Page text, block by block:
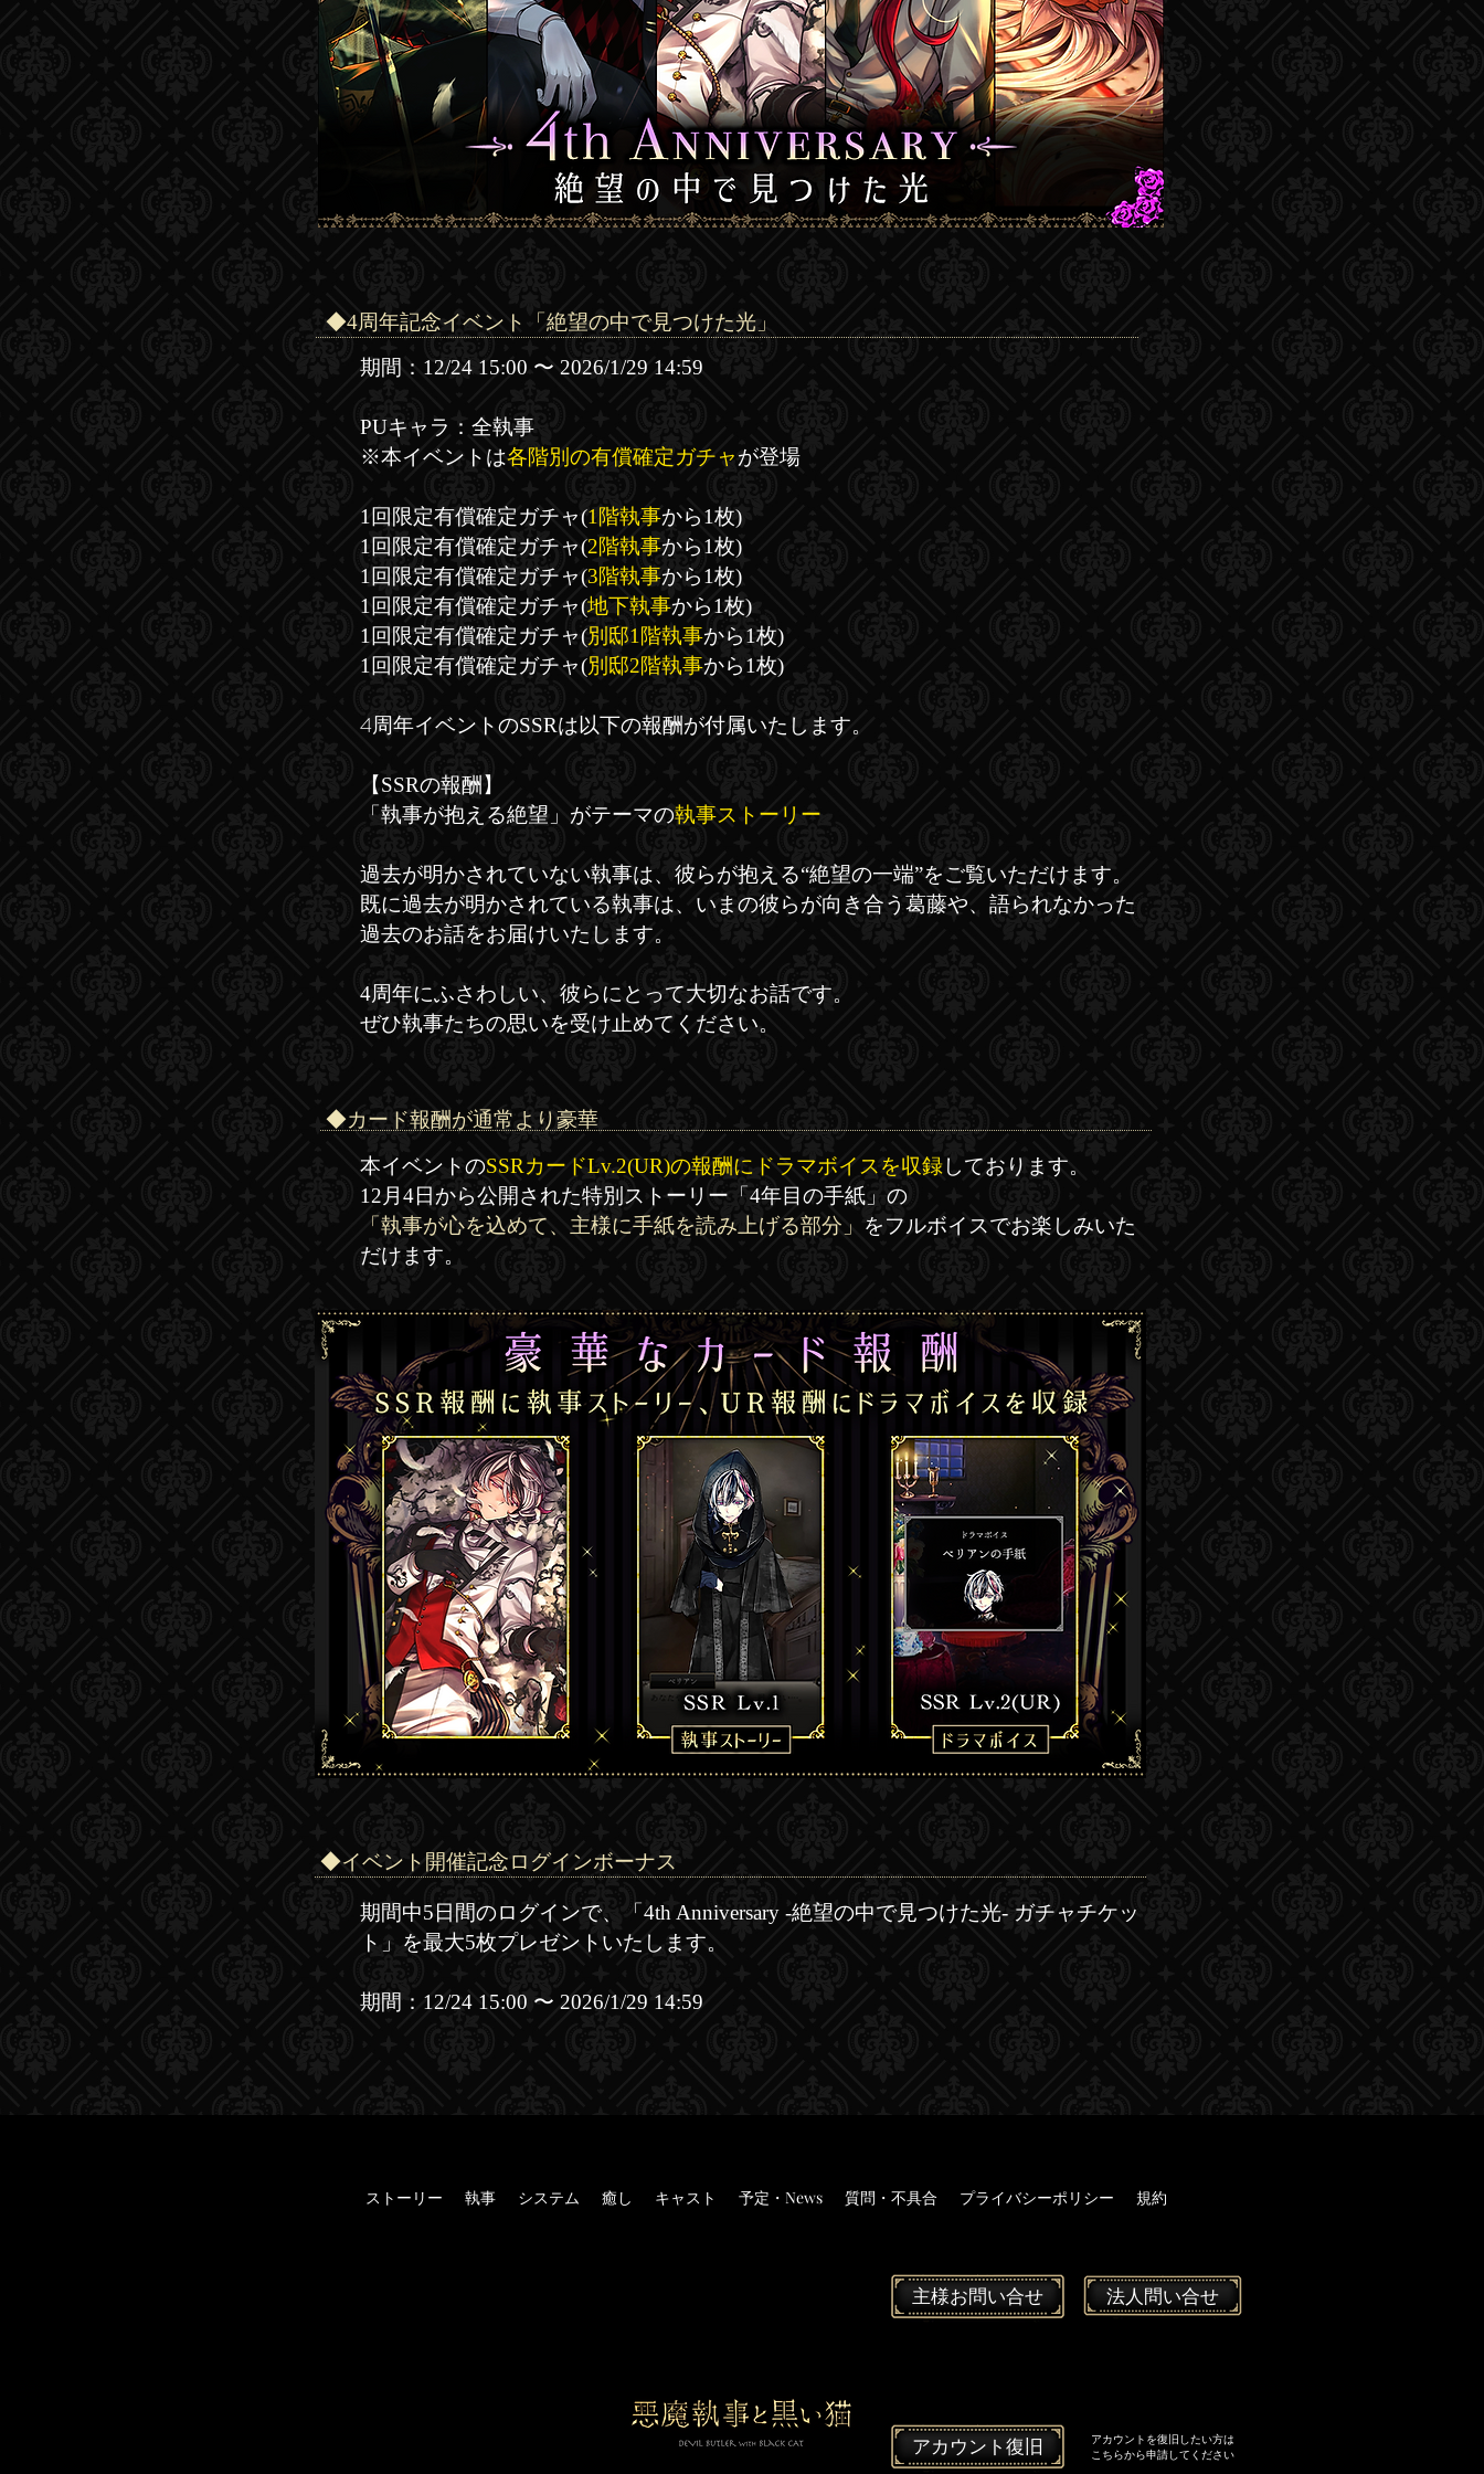
◆4周年記念イベント「絶望の中で見つけた光」
期間：12/24 15:00 〜 2026/1/29 14:59
PUキャラ：全執事
※本イベントは各階別の有償確定ガチャが登場
1回限定有償確定ガチャ(1階執事から1枚)
1回限定有償確定ガチャ(2階執事から1枚)
1回限定有償確定ガチャ(3階執事から1枚)
1回限定有償確定ガチャ(地下執事から1枚)
1回限定有償確定ガチャ(別邸1階執事から1枚)
1回限定有償確定ガチャ(別邸2階執事から1枚)
​4周年イベントのSSRは以下の報酬が付属いたします。
【SSRの報酬】
「執事が抱える絶望」がテーマの執事ストーリー
過去が明かされていない執事は、彼らが抱える“絶望の一端”をご覧いただけます。
既に過去が明かされている執事は、いまの彼らが向き合う葛藤や、語られなかった
過去のお話をお届けいたします。
4周年にふさわしい、彼らにとって大切なお話です。
ぜひ執事たちの思いを受け止めてください。
◆カード報酬が通常より豪華
本イベントのSSRカードLv.2(UR)の報酬にドラマボイスを収録しております。
12月4日から公開された特別ストーリー「4年目の手紙」の
「執事が心を込めて、主様に手紙を読み上げる部分」 をフルボイスでお楽しみいた
だけます。
◆イベント開催記念ログインボーナス
期間中5日間のログインで、「4th Anniversary -絶望の中で見つけた光- ガチャチケッ
ト」を最大5枚プレゼントいたします。
期間：12/24 15:00 〜 2026/1/29 14:59
ストーリー 執事 システム 癒し キャスト 予定・News 質問・不具合 プライバシーポリシー 規約
主様お問い合せ 法人問い合せ
アカウント復旧
アカウントを復旧したい方は
こちらから申請してください